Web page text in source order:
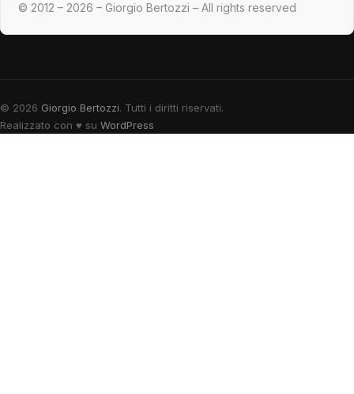
© 2012 – 2026 – Giorgio Bertozzi – All rights reserved
© 2026 Giorgio Bertozzi. Tutti i diritti riservati.
Realizzato con ♥ su WordPress